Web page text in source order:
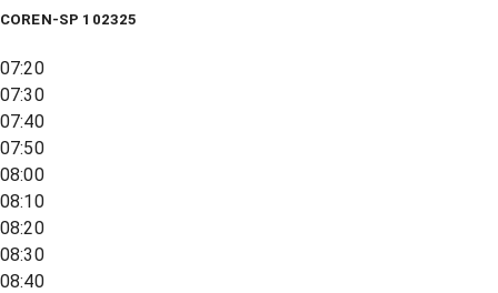
COREN-SP 102325
07:20
07:30
07:40
07:50
08:00
08:10
08:20
08:30
08:40